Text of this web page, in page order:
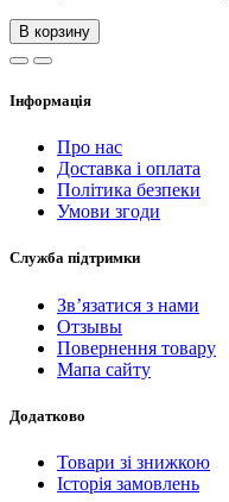
В корзину
Інформація
Про нас
Доставка і оплата
Політика безпеки
Умови згоди
Служба підтримки
Зв’язатися з нами
Отзывы
Повернення товару
Мапа сайту
Додатково
Товари зі знижкою
Історія замовлень